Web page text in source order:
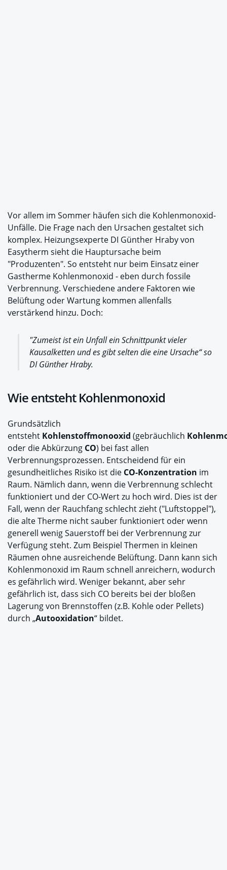
Vor allem im Sommer häufen sich die Kohlenmonoxid-
Unfälle. Die Frage nach den Ursachen gestaltet sich
komplex. Heizungsexperte DI Günther Hraby von
Easytherm sieht die Hauptursache beim
"Produzenten". So entsteht nur beim Einsatz einer
Gastherme Kohlenmonoxid - eben durch fossile
Verbrennung. Verschiedene andere Faktoren wie
Belüftung oder Wartung kommen allenfalls
verstärkend hinzu. Doch:
"Zumeist ist ein Unfall ein Schnittpunkt vieler
Kausalketten und es gibt selten die eine Ursache“ so
DI Günther Hraby.
Wie entsteht Kohlenmonoxid
Grundsätzlich
entsteht Kohlenstoffmonooxid (gebräuchlich
oder die Abkürzung CO) bei fast allen
Verbrennungsprozessen. Entscheidend für ein
gesundheitliches Risiko ist die CO-Konzentration im
Raum. Nämlich dann, wenn die Verbrennung schlecht
funktioniert und der CO-Wert zu hoch wird. Dies ist der
Fall, wenn der Rauchfang schlecht zieht ("Luftstoppel"),
die alte Therme nicht sauber funktioniert oder wenn
generell wenig Sauerstoff bei der Verbrennung zur
Verfügung steht. Zum Beispiel Thermen in kleinen
Räumen ohne ausreichende Belüftung. Dann kann sich
Kohlenmonoxid im Raum schnell anreichern, wodurch
es gefährlich wird. Weniger bekannt, aber sehr
gefährlich ist, dass sich CO bereits bei der bloßen
Lagerung von Brennstoffen (z.B. Kohle oder Pellets)
durch „Autooxidation“ bildet.